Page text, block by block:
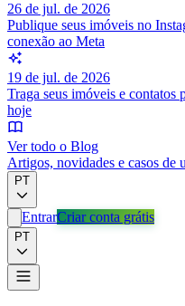
26 de jul. de 2026
Publique seus imóveis no
conexão ao Meta
19 de jul. de 2026
Traga seus imóveis e contatos
hoje
Ver todo o Blog
Artigos, novidades e casos de
PT
EntrarCriar conta grátis
PT